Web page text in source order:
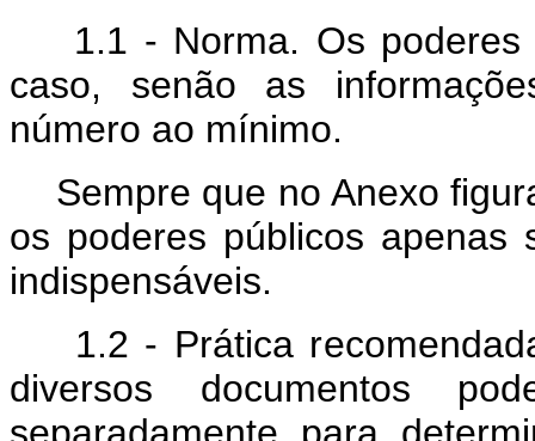
1.1 - Norma. Os poderes
caso, senão as
número ao mínimo.
Sempre que no Anexo
os poderes públicos apenas
indispensáveis.
1.2 - Prática
diversos documentos